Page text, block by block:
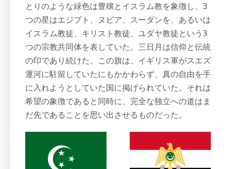
とりのような緑色は豊穣とイスラム教を象徴し、3
つの星はエジプト、ヌビア、スーダンを、あるいは
イスラム教徒、キリスト教徒、ユダヤ教徒という3
つの宗教共同体を表していた。三日月は信仰と伝統
の印であり続けた。この旗は、イギリス軍がスエズ
運河に駐留していたにもかかわらず、真の自由を手
に入れようとしていた国に掲げられていた。それは
希望の象徴であると同時に、完全な独立への道はま
だ先であることを思い出させるものだった。